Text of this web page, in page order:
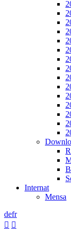
Internat
Mensa
defr
 